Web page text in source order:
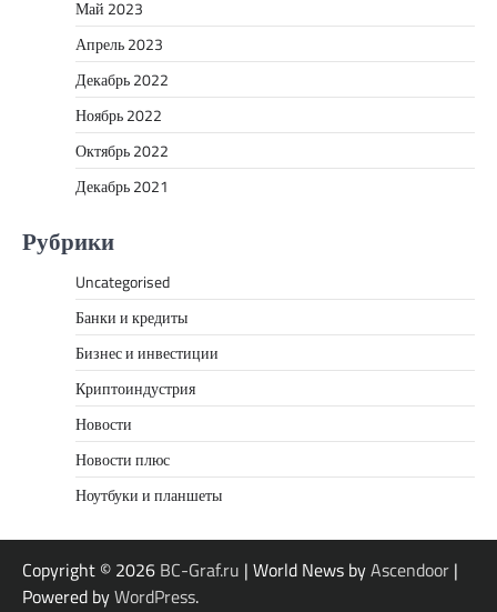
Май 2023
Апрель 2023
Декабрь 2022
Ноябрь 2022
Октябрь 2022
Декабрь 2021
Рубрики
Uncategorised
Банки и кредиты
Бизнес и инвестиции
Криптоиндустрия
Новости
Новости плюс
Ноутбуки и планшеты
Copyright © 2026 BC-Graf.ru | World News byAscendoor |
Powered byWordPress.